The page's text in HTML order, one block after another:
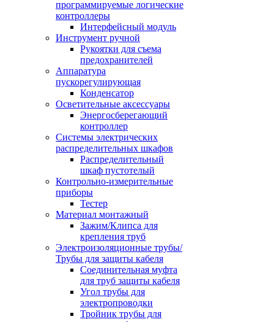
программируемые логические
контроллеры
Интерфейсный модуль
Инструмент ручной
Рукоятки для съема
предохранителей
Аппаратура
пускорегулирующая
Конденсатор
Осветительные аксессуары
Энергосберегающий
контроллер
Системы электрических
распределительных шкафов
Распределительный
шкаф пустотелый
Контрольно-измерительные
приборы
Тестер
Материал монтажный
Зажим/Клипса для
крепления труб
Электроизоляционные трубы/
Трубы для защиты кабеля
Соединительная муфта
для труб защиты кабеля
Угол трубы для
электропроводки
Тройник трубы для